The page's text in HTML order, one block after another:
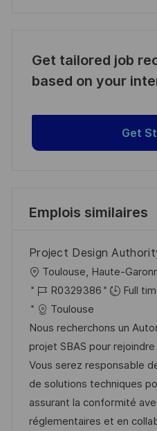
Get tailored job
based on your
Get
Emplois similaires
Project Design
o
c
a
l
i
s
a
t
Toulouse, Haute-
R
é
f
é
r
e
n
c
R0329386 Full
Toulouse
Nous recherchons un
projet SBAS pour
Vous serez responsable
de solutions techniques
assurant la conformité
réglementaires et en